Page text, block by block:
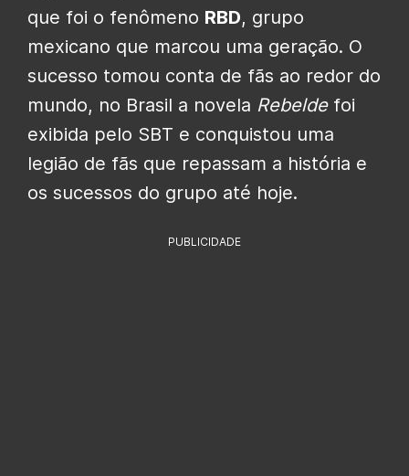
que foi o fenômeno RBD, grupo
mexicano que marcou uma geração. O
sucesso tomou conta de fãs ao redor do
mundo, no Brasil a novela Rebeldefoi
exibida pelo SBT e conquistou uma
legião de fãs que repassam a história e
os sucessos do grupo até hoje.
PUBLICIDADE